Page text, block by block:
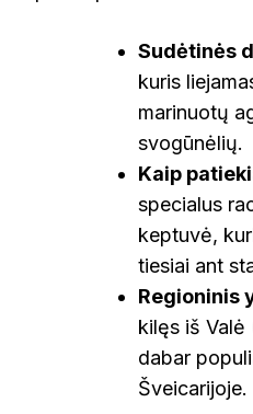
Sudėtinės
kuris
marinuotų
svogūnėlių.
Kaip
specialus
keptuvė,
tiesiai ant
Regioninis
kilęs iš Valė
dabar
Šveicarijoje.